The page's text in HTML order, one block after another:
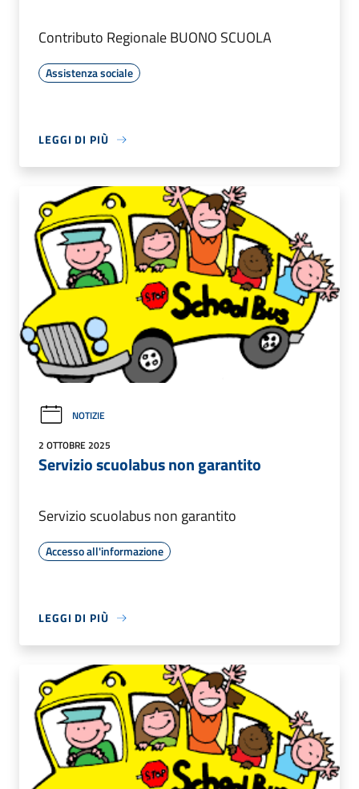
Contributo Regionale BUONO SCUOLA
Assistenza sociale
LEGGI DI PIÙ
NOTIZIE
2 OTTOBRE 2025
Servizio scuolabus non garantito
Servizio scuolabus non garantito
Accesso all'informazione
LEGGI DI PIÙ